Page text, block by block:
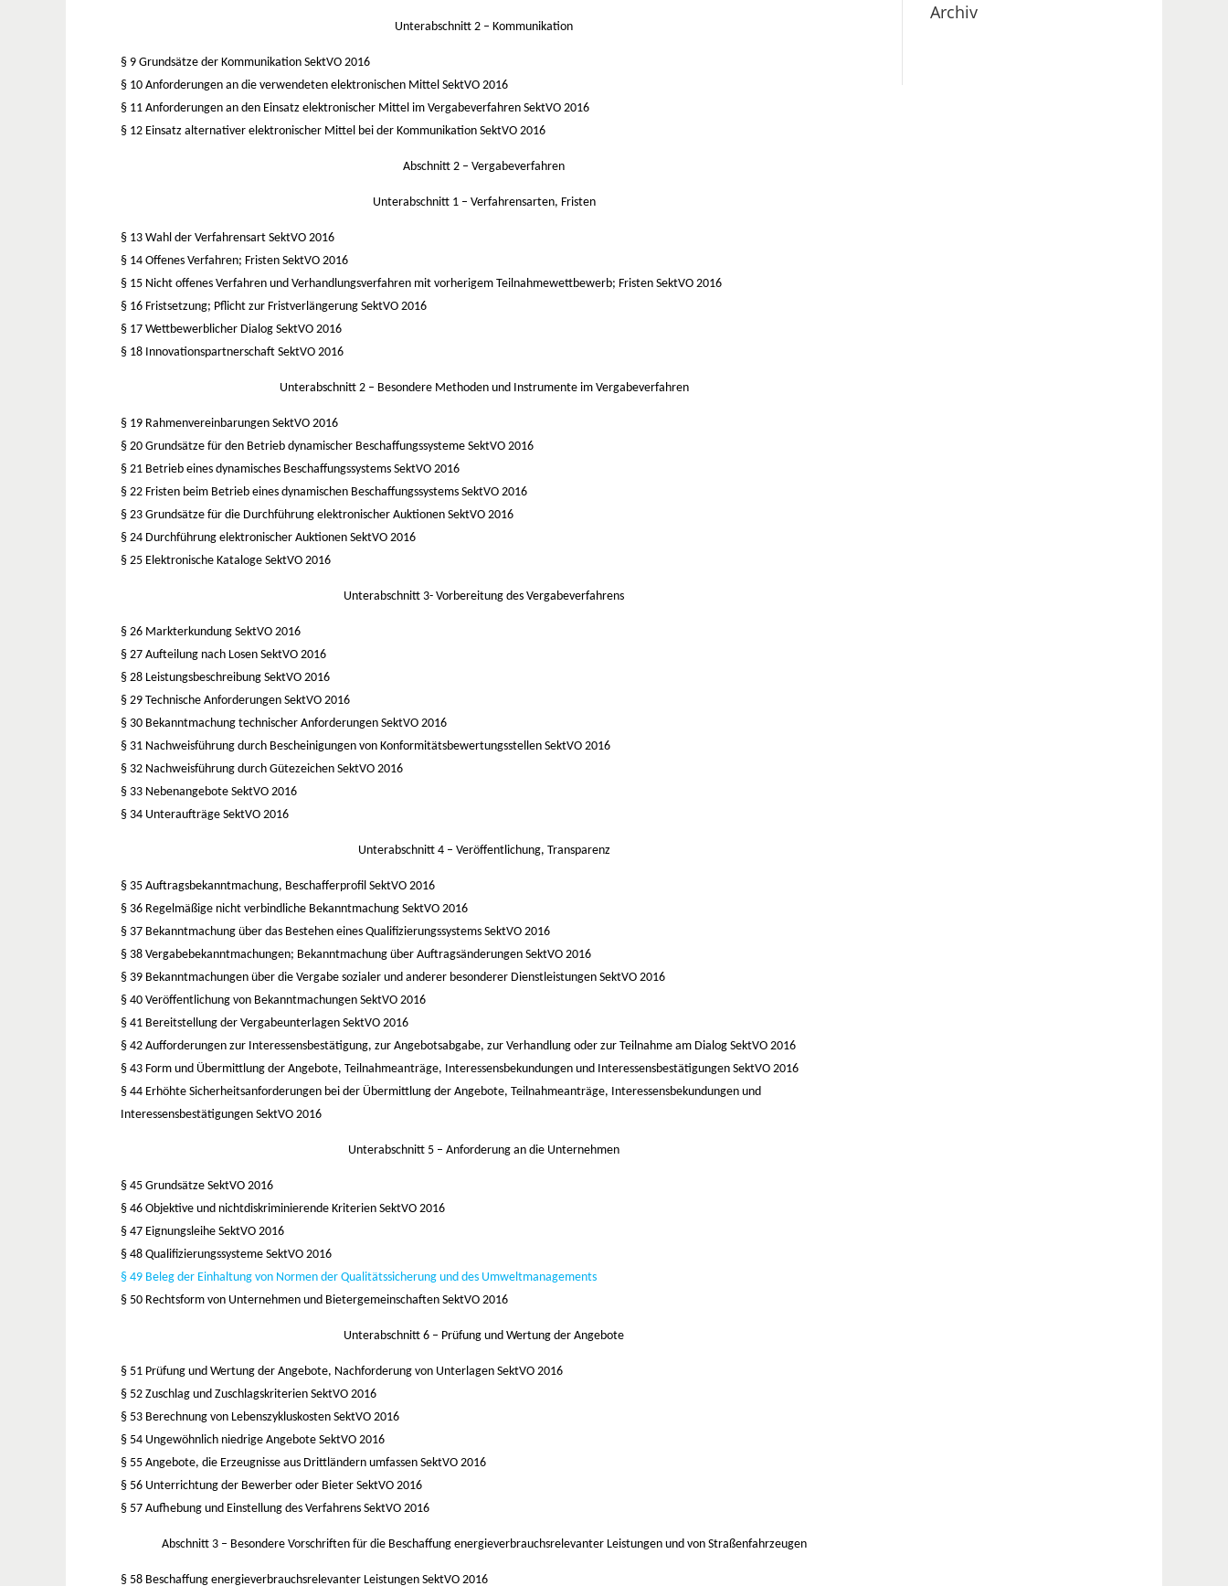
Unterabschnitt 2 – Kommunikation
§ 9 Grundsätze der Kommunikation SektVO 2016
§ 10 Anforderungen an die verwendeten elektronischen Mittel SektVO 2016
§ 11 Anforderungen an den Einsatz elektronischer Mittel im Vergabeverfahren SektVO 2016
§ 12 Einsatz alternativer elektronischer Mittel bei der Kommunikation SektVO 2016
Abschnitt 2 –Vergabeverfahren
Unterabschnitt 1 – Verfahrensarten, Fristen
§ 13 Wahl der Verfahrensart SektVO 2016
§ 14 Offenes Verfahren; Fristen SektVO 2016
§ 15 Nicht offenes Verfahren und Verhandlungsverfahren mit vorherigem Teilnahmewettbewerb; Fristen SektVO 2016
§ 16 Fristsetzung; Pflicht zur Fristverlängerung SektVO 2016
§ 17 Wettbewerblicher Dialog SektVO 2016
§ 18 Innovationspartnerschaft SektVO 2016
Unterabschnitt 2 – Besondere Methoden und Instrumente im Vergabeverfahren
§ 19 Rahmenvereinbarungen SektVO 2016
§ 20 Grundsätze für den Betrieb dynamischer Beschaffungssysteme SektVO 2016
§ 21 Betrieb eines dynamisches Beschaffungssystems SektVO 2016
§ 22 Fristen beim Betrieb eines dynamischen Beschaffungssystems SektVO 2016
§ 23 Grundsätze für die Durchführung elektronischer Auktionen SektVO 2016
§ 24 Durchführung elektronischer Auktionen SektVO 2016
§ 25 Elektronische Kataloge SektVO 2016
Unterabschnitt 3-Vorbereitung des Vergabeverfahrens
§ 26 Markterkundung SektVO 2016
§ 27 Aufteilung nach Losen SektVO 2016
§ 28 Leistungsbeschreibung SektVO 2016
§ 29 Technische Anforderungen SektVO 2016
§ 30 Bekanntmachung technischer Anforderungen SektVO 2016
§ 31 Nachweisführung durch Bescheinigungen von Konformitätsbewertungsstellen SektVO 2016
§ 32 Nachweisführung durch Gütezeichen SektVO 2016
§ 33 Nebenangebote SektVO 2016
§ 34 Unteraufträge SektVO 2016
Unterabschnitt 4 – Veröffentlichung, Transparenz
§ 35 Auftragsbekanntmachung, Beschafferprofil SektVO 2016
§ 36 Regelmäßige nicht verbindliche Bekanntmachung SektVO 2016
§ 37 Bekanntmachung über das Bestehen eines Qualifizierungssystems SektVO 2016
§ 38 Vergabebekanntmachungen; Bekanntmachung über Auftragsänderungen SektVO 2016
§ 39 Bekanntmachungen über die Vergabe sozialer und anderer besonderer Dienstleistungen SektVO 2016
§ 40 Veröffentlichung von Bekanntmachungen SektVO 2016
§ 41 Bereitstellung der Vergabeunterlagen SektVO 2016
§ 42 Aufforderungen zur Interessensbestätigung, zur Angebotsabgabe, zur Verhandlung oder zur Teilnahme am Dialog SektVO 2016
§ 43 Form und Übermittlung der Angebote, Teilnahmeanträge, Interessensbekundungen und Interessensbestätigungen SektVO 2016
§ 44 Erhöhte Sicherheitsanforderungen bei der Übermittlung der Angebote, Teilnahmeanträge, Interessensbekundungen und
Interessensbestätigungen SektVO 2016
Unterabschnitt 5 –Anforderung an die Unternehmen
§ 45 Grundsätze SektVO 2016
§ 46 Objektive und nichtdiskriminierende Kriterien SektVO 2016
§ 47 Eignungsleihe SektVO 2016
§ 48 Qualifizierungssysteme SektVO 2016
§ 49 Beleg der Einhaltung von Normen der Qualitätssicherung und des Umweltmanagements
§ 50 Rechtsform von Unternehmen und Bietergemeinschaften SektVO 2016
Unterabschnitt 6 – Prüfung und Wertung der Angebote
§ 51 Prüfung und Wertung der Angebote, Nachforderung von Unterlagen SektVO 2016
§ 52 Zuschlag und Zuschlagskriterien SektVO 2016
§ 53 Berechnung von Lebenszykluskosten SektVO 2016
§ 54 Ungewöhnlich niedrige Angebote SektVO 2016
§ 55 Angebote, die Erzeugnisse aus Drittländern umfassen SektVO 2016
§ 56 Unterrichtung der Bewerber oder Bieter SektVO 2016
§ 57 Aufhebung und Einstellung des Verfahrens SektVO 2016
Abschnitt 3 – Besondere Vorschriften für die Beschaffung energieverbrauchsrelevanter Leistungen und von Straßenfahrzeugen
§ 58 Beschaffung energieverbrauchsrelevanter Leistungen SektVO 2016
Archiv